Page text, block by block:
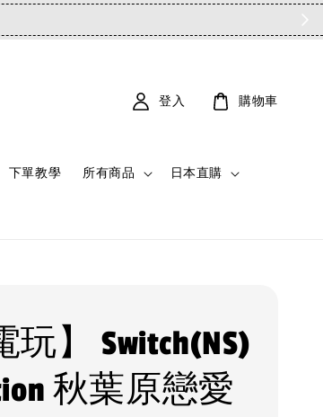
下單教學 所有商品 日本直購
登入 購物車
玩】 Switch(NS)
秋葉原戀愛